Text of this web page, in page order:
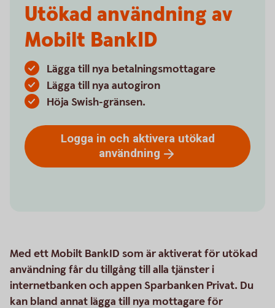
Utökad användning av
Mobilt BankID
Lägga till nya betalningsmottagare
Lägga till nya autogiron
Höja Swish-gränsen.
Logga in och aktivera utökad
användning
Med ett Mobilt BankID som är aktiverat för utökad
användning får du tillgång till alla tjänster i
internetbanken och appen Sparbanken Privat. Du
kan bland annat lägga till nya mottagare för